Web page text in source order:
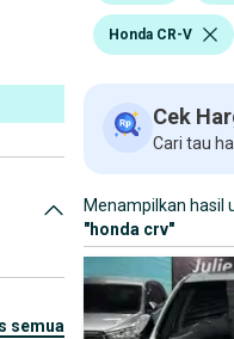
semua
Honda CR-V
Cek
Cari tau
Menampilkan hasil
"honda crv"